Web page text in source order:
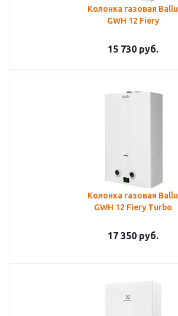
Колонка газовая Ballu
GWH 12 Fiery
15 730руб.
Колонка газовая Ballu
GWH 12 Fiery Turbo
17 350руб.